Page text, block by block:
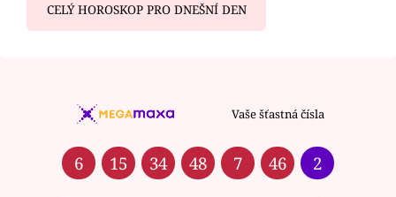
CELÝ HOROSKOP PRO DNEŠNÍ DEN
Vaše šťastná čísla
6 15 34 48 7 46 2